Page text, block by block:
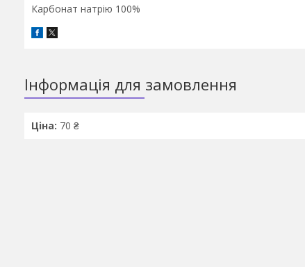
Карбонат натрію 100%
Інформація для замовлення
Ціна: 70 ₴